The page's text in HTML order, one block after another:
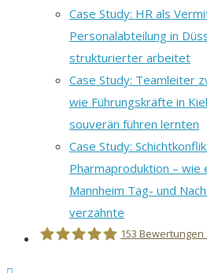
Case Study: HR als
Personalabteilung in
strukturierter arbeitet
Case Study: Teamleiter
wie Führungskräfte in
souverän führen lernten
Case Study:
Pharmaproduktion – wie
Mannheim Tag- und
verzahnte
153 Bewertungen